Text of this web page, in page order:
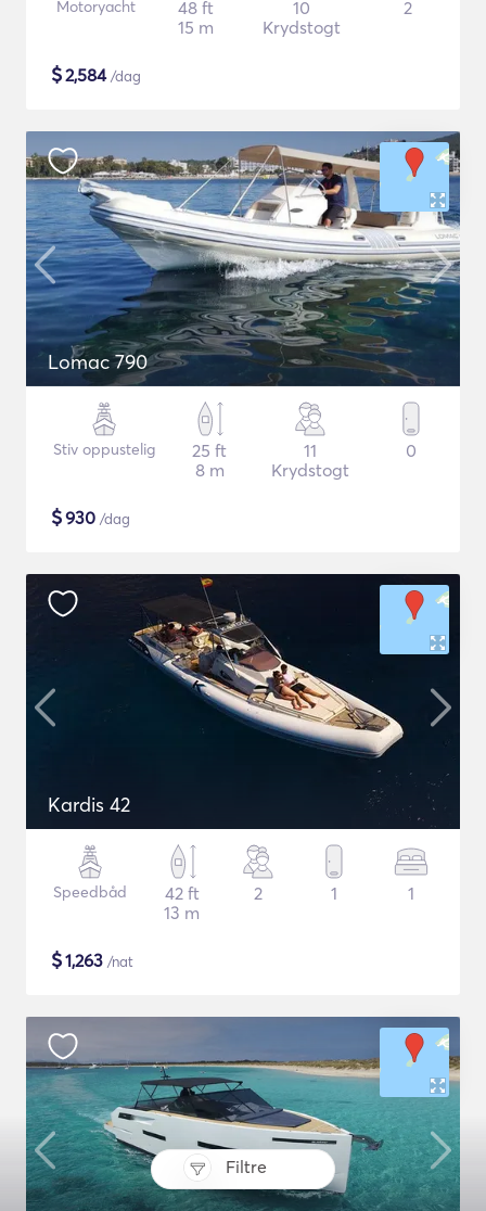
Filtre
Motoryacht
48 ft
15 m
10
Krydstogt
2
$2,584/dag
Lomac 790
Stiv oppustelig
25 ft
8 m
11
Krydstogt
0
$930 /dag
Kardis 42
Speedbåd
42 ft
13 m
2 1 1
$1,263 /nat